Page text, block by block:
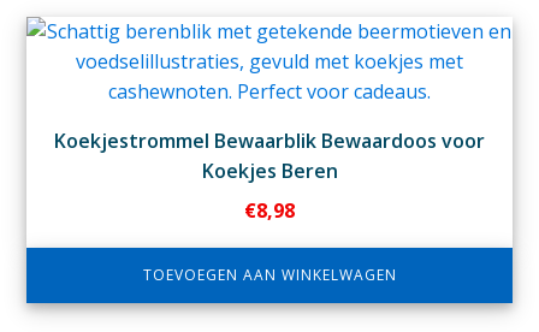
Koekjestrommel Bewaarblik Bewaardoos voor
Koekjes Beren
€8,98
TOEVOEGEN AAN WINKELWAGEN